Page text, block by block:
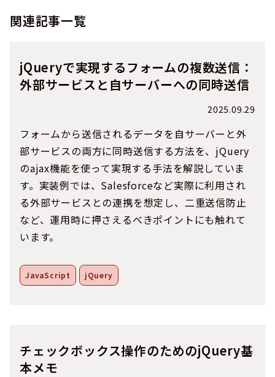
関連記事一覧
jQueryで実現するフォームの複数送信：
外部サービスと自サーバーへの同時送信
2025.09.29
フォームから送信されるデータを自サーバーと外
部サービスの両方に同時送信する方法を、jQuery
のajax機能を使って実現する手法を解説していま
す。実装例では、Salesforceなど実際に利用され
る外部サービスとの連携を想定し、二重送信防止
など、運用時に押さえるべきポイントにも触れて
います。
JavaScript jQuery
チェックボックス操作のためのjQuery基
本メモ